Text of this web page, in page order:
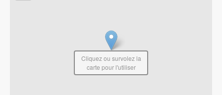
Cliquez ou survolez la
carte pour l'utiliser